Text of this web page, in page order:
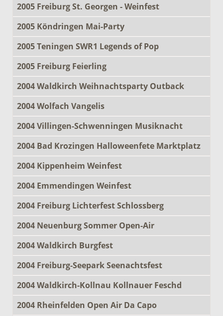
2005 Freiburg St. Georgen - Weinfest
2005 Köndringen Mai-Party
2005 Teningen SWR1 Legends of Pop
2005 Freiburg Feierling
2004 Waldkirch Weihnachtsparty Outback
2004 Wolfach Vangelis
2004 Villingen-Schwenningen Musiknacht
2004 Bad Krozingen Halloweenfete Marktplatz
2004 Kippenheim Weinfest
2004 Emmendingen Weinfest
2004 Freiburg Lichterfest Schlossberg
2004 Neuenburg Sommer Open-Air
2004 Waldkirch Burgfest
2004 Freiburg-Seepark Seenachtsfest
2004 Waldkirch-Kollnau Kollnauer Feschd
2004 Rheinfelden Open Air Da Capo